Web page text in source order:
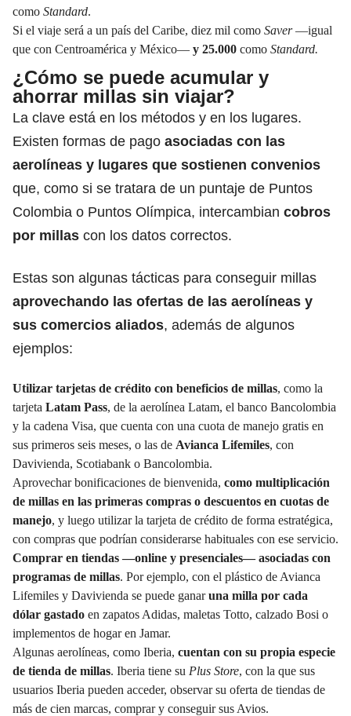
como Standard.
Si el viaje será a un país del Caribe, diez mil como Saver—igual
que con Centroamérica y México— y 25.000 como Standard.
¿Cómo se puede acumular y
ahorrar millas sin viajar?
La clave está en los métodos y en los lugares.
Existen formas de pago asociadas con las
aerolíneas y lugares que sostienen convenios
que, como si se tratara de un puntaje de Puntos
Colombia o Puntos Olímpica, intercambian cobros
por millas con los datos correctos.
Estas son algunas tácticas para conseguir millas
aprovechando las ofertas de las aerolíneas y
sus comercios aliados, además de algunos
ejemplos:
Utilizar tarjetas de crédito con beneficios de millas, como la
tarjeta Latam Pass, de la aerolínea Latam, el banco Bancolombia
y la cadena Visa, que cuenta con una cuota de manejo gratis en
sus primeros seis meses, o las de Avianca Lifemiles, con
Davivienda, Scotiabank o Bancolombia.
Aprovechar bonificaciones de bienvenida, como multiplicación
de millas en las primeras compras o descuentos en cuotas de
manejo, y luego utilizar la tarjeta de crédito de forma estratégica,
con compras que podrían considerarse habituales con ese servicio.
Comprar en tiendas —online y presenciales— asociadas con
programas de millas. Por ejemplo, con el plástico de Avianca
Lifemiles y Davivienda se puede ganaruna milla por cada
dólar gastado en zapatos Adidas, maletas Totto, calzado Bosi o
implementos de hogar en Jamar.
Algunas aerolíneas, como Iberia, cuentan con su propia especie
de tienda de millas. Iberia tiene su Plus Store, con la que sus
usuarios Iberia pueden acceder, observar su oferta de tiendas de
más de cien marcas, comprar y conseguir sus Avios.